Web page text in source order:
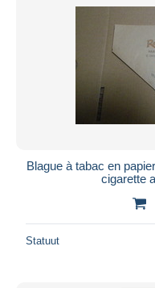
Blague à tabac en
cigarette
Statuut